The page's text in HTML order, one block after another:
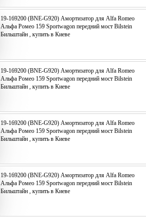
19-169200 (BNE-G920) Амортизатор для Alfa Romeo
Альфа Ромео 159 Sportwagon передний мост Bilstein
Бильштайн , купить в Киеве
19-169200 (BNE-G920) Амортизатор для Alfa Romeo
Альфа Ромео 159 Sportwagon передний мост Bilstein
Бильштайн , купить в Киеве
19-169200 (BNE-G920) Амортизатор для Alfa Romeo
Альфа Ромео 159 Sportwagon передний мост Bilstein
Бильштайн , купить в Киеве
19-169200 (BNE-G920) Амортизатор для Alfa Romeo
Альфа Ромео 159 Sportwagon передний мост Bilstein
Бильштайн , купить в Киеве